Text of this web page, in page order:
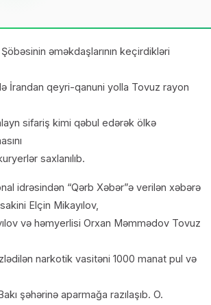
əməkdaşlarının keçirdikləri
İrandan qeyri-qanuni yolla Tovuz rayon
sifariş kimi qəbul edərək ölkə
saxlanılıb.
idrəsindən “Qərb Xəbər”ə verilən xəbərə
Elçin Mikayılov,
və həmyerlisi Orxan Məmmədov Tovuz
narkotik vasitəni 1000 manat pul və
şəhərinə aparmağa razılaşıb. O.